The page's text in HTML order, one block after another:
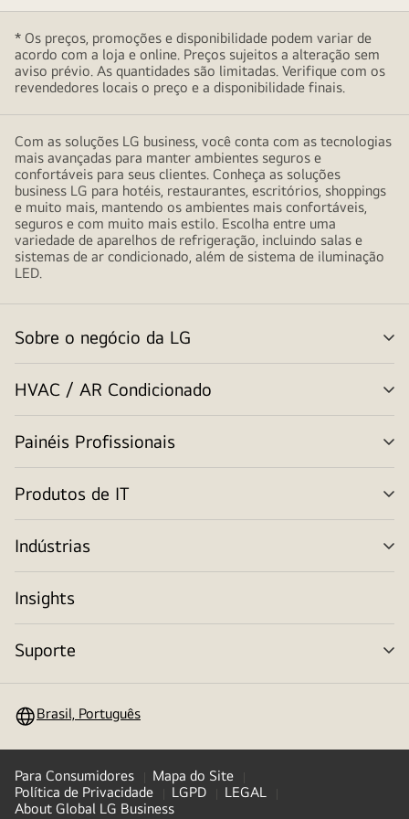
design
moderno
minimalista
* Os preços, promoções e disponibilidade podem variar de
acordo com a loja e online. Preços sujeitos a alteração sem
aviso prévio. As quantidades são limitadas. Verifique com os
revendedores locais o preço e a disponibilidade finais.
Com as soluções LG business, você conta com as tecnologias
mais avançadas para manter ambientes seguros e
confortáveis para seus clientes. Conheça as soluções
business LG para hotéis, restaurantes, escritórios, shoppings
e muito mais, mantendo os ambientes mais confortáveis,
seguros e com muito mais estilo. Escolha entre uma
variedade de aparelhos de refrigeração, incluindo salas e
sistemas de ar condicionado, além de sistema de iluminação
LED.
Sobre o negócio da LG
HVAC / AR Condicionado
Painéis Profissionais
Produtos de IT
Indústrias
Insights
Suporte
Brasil, Português
Para Consumidores
Mapa do Site
Política de Privacidade
LGPD
LEGAL
About Global LG Business